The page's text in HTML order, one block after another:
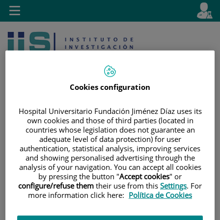
Saltar al contenido
activo
es
Buscar
Toggle
navigation
Cookies configuration
Hospital Universitario Fundación Jiménez Díaz uses its
own cookies and those of third parties (located in
countries whose legislation does not guarantee an
adequate level of data protection) for user
authentication, statistical analysis, improving services
and showing personalised advertising through the
analysis of your navigation. You can accept all cookies
by pressing the button "Accept cookies" or
configure/refuse them their use from this Settings. For
more information click here: Política de Cookies